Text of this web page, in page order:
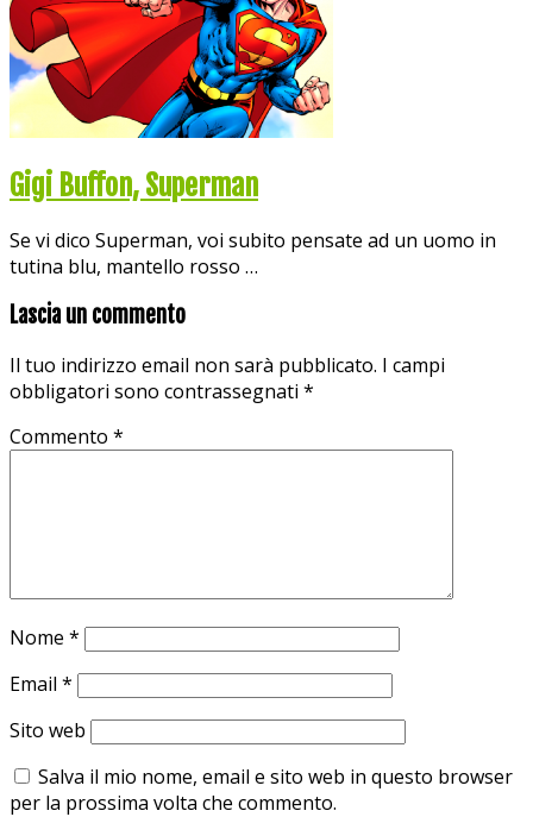
Gigi Buffon, Superman
Se vi dico Superman, voi subito pensate ad un uomo in
tutina blu, mantello rosso …
Lascia un commento
Il tuo indirizzo email non sarà pubblicato. I campi
obbligatori sono contrassegnati *
Commento *
Nome *
Email *
Sito web
Salva il mio nome, email e sito web in questo browser
per la prossima volta che commento.